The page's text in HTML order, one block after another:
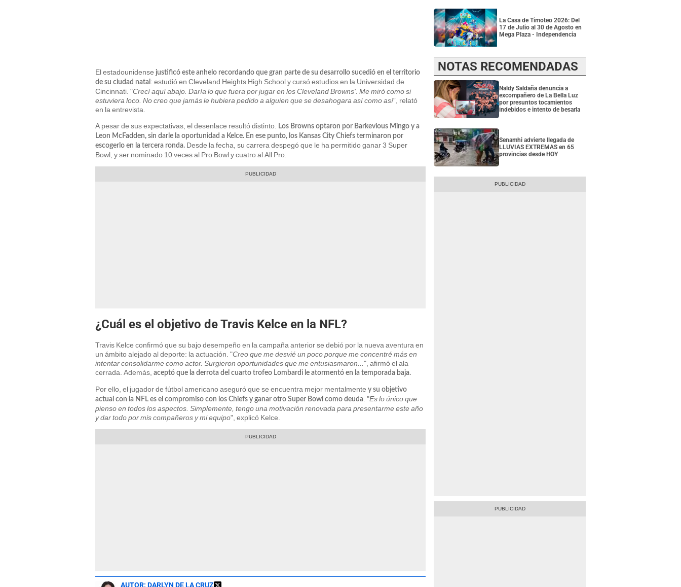
El estadounidense justificó este anhelo recordando que gran parte de su desarrollo sucedió en el territorio
de su ciudad natal : estudió en Cleveland Heights High School y cursó estudios en la Universidad de
Cincinnati. "Crecí aquí abajo. Daría lo que fuera por jugar en los Cleveland Browns'. Me miró como si
estuviera loco. No creo que jamás le hubiera pedido a alguien que se desahogara así como así”, relató
en la entrevista.
A pesar de sus expectativas, el desenlace resultó distinto.
Los Browns optaron por Barkevious Mingo y a
Leon McFadden, sin darle la oportunidad a Kelce. En ese punto, los Kansas City Chiefs terminaron por
escogerlo en la tercera ronda. Desde la fecha, su carrera despegó que le ha permitido ganar 3 Super
Bowl, y ser nominado 10 veces al Pro Bowl y cuatro al All Pro.
¿Cuál es el objetivo de Travis Kelce en la NFL?
Travis Kelce confirmó que su bajo desempeño en la campaña anterior se debió por la nueva aventura en
un ámbito alejado al deporte: la actuación. "Creo que me desvié un poco porque me concentré más en
intentar consolidarme como actor. Surgieron oportunidades que me entusiasmaron...", afirmó el ala
cerrada. Además, aceptó que la derrota del cuarto trofeo Lombardi le atormentó en la temporada baja.
Por ello, el jugador de fútbol americano aseguró que se encuentra mejor mentalmente y su objetivo
actual con la NFL es el compromiso con los Chiefs y ganar otro Super Bowl como deuda. "Es lo único que
pienso en todos los aspectos. Simplemente, tengo una motivación renovada para presentarme este año
y dar todo por mis compañeros y mi equipo", explicó Kelce.
AUTOR: DARLYN DE LA CRUZ
La Casa de Timoteo 2026: Del
17 de Julio al 30 de Agosto en
Mega Plaza - Independencia
NOTAS RECOMENDADAS
Naldy Saldaña denuncia a
excompañero de La Bella Luz
por presuntos tocamientos
indebidos e intento de besarla
Senamhi advierte llegada de
LLUVIAS EXTREMAS en 65
provincias desde HOY